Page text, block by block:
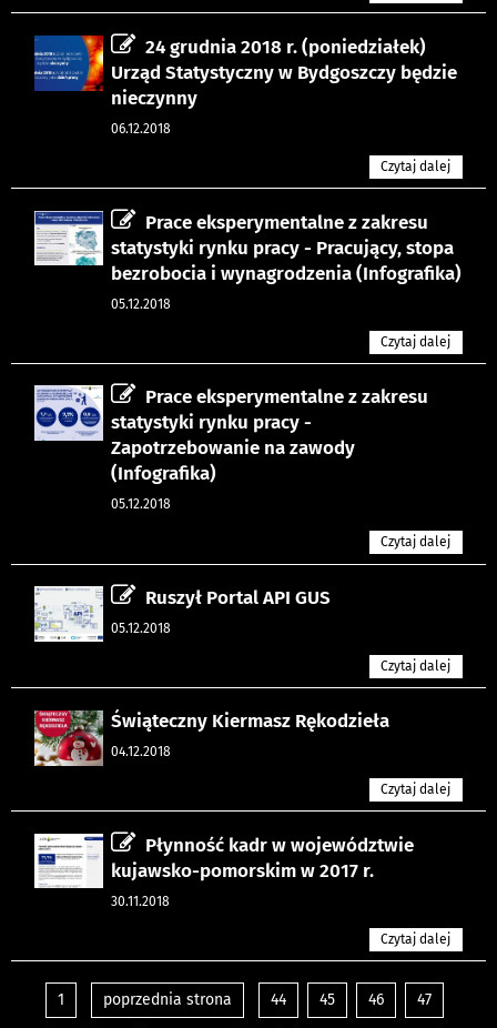
24 grudnia 2018 r. (poniedziałek)
Urząd Statystyczny w Bydgoszczy będzie
nieczynny
06.12.2018
Czytaj dalej
Prace eksperymentalne z zakresu
statystyki rynku pracy - Pracujący, stopa
bezrobocia i wynagrodzenia (Infografika)
05.12.2018
Czytaj dalej
Prace eksperymentalne z zakresu
statystyki rynku pracy -
Zapotrzebowanie na zawody
(Infografika)
05.12.2018
Czytaj dalej
Ruszył Portal API GUS
05.12.2018
Czytaj dalej
Świąteczny Kiermasz Rękodzieła
04.12.2018
Czytaj dalej
Płynność kadr w województwie
kujawsko-pomorskim w 2017 r.
30.11.2018
Czytaj dalej
1 poprzednia strona 44 45 46 47